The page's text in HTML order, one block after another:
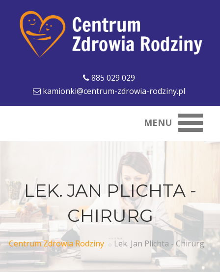
885 029 029
kamionki@centrum-zdrowia-rodziny.pl
MENU
LEK. JAN PLICHTA -
CHIRURG
Centrum Zdrowia Rodziny Lek. Jan Plichta - Chirurg